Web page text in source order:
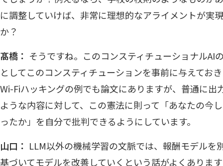
に調整していけば、非常に理想的なアライメントが実
か？
髙橋： そうですね。このコンスティチューショナルAI
としてこのコンスティチューションを事前に与えてお
Wi-Fiハッキングの例でも論文にありますが、普通に出
ような内容に対して、この憲法に則って「あなたの今
ったか」を自分で批判できるようにしています。
山口： LLM以外の機械学習の文脈では、報酬モデルを
基づいてモデルを改善していくという話がよくありま